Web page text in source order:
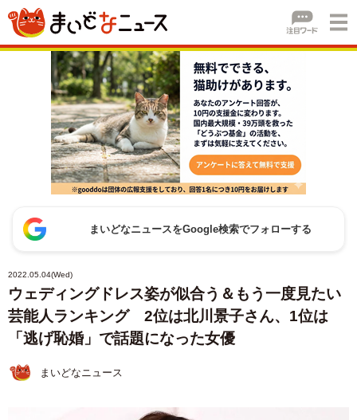
まいどなニュースをGoogle検索でフォローする
2022.05.04(Wed)
ウェディングドレス姿が似合う＆もう一度見たい
芸能人ランキング 2位は北川景子さん、1位は
「逃げ恥婚」で話題になった女優
まいどなニュース